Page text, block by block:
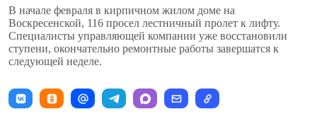
В начале февраля в кирпичном жилом доме на
Воскресенской, 116 просел лестничный пролет к лифту.
Специалисты управляющей компании уже восстановили
ступени, окончательно ремонтные работы завершатся к
следующей неделе.